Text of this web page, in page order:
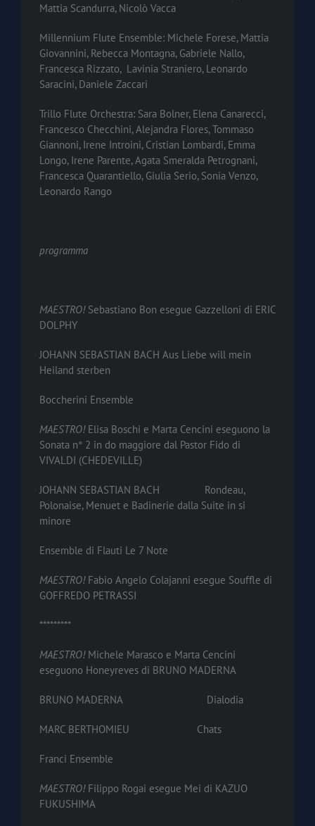
Mattia Scandurra, Nicolò Vacca
Millennium Flute Ensemble: Michele Forese, Mattia
Giovannini, Rebecca Montagna, Gabriele Nallo,
Francesca Rizzato, Lavinia Straniero, Leonardo
Saracini, Daniele Zaccari
Trillo Flute Orchestra: Sara Bolner, Elena Canarecci,
Francesco Checchini, Alejandra Flores, Tommaso
Giannoni, Irene Introini, Cristian Lombardi, Emma
Longo, Irene Parente, Agata Smeralda Petrognani,
Francesca Quarantiello, Giulia Serio, Sonia Venzo,
Leonardo Rango
programma
MAESTRO!Sebastiano Bon esegue Gazzelloni di ERIC
DOLPHY
JOHANN SEBASTIAN BACH Aus Liebe will mein
Heiland sterben
Boccherini Ensemble
MAESTRO!Elisa Boschi e Marta Cencini eseguono la
Sonata n° 2 in do maggiore dal Pastor Fido di
VIVALDI (CHEDEVILLE)
JOHANN SEBASTIAN BACH Rondeau,
Polonaise, Menuet e Badinerie dalla Suite in si
minore
Ensemble di Flauti Le 7 Note
MAESTRO!Fabio Angelo Colajanni esegue Souffle di
GOFFREDO PETRASSI
*********
MAESTRO!Michele Marasco e Marta Cencini
eseguono Honeyreves di BRUNO MADERNA
BRUNO MADERNA Dialodia
MARC BERTHOMIEU Chats
Franci Ensemble
MAESTRO!Filippo Rogai esegue Mei di KAZUO
FUKUSHIMA